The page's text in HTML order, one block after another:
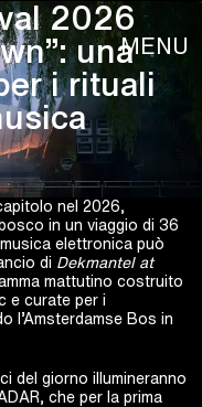
MENU
2026
una
i rituali
nel 2026,
in un viaggio di 36
elettronica può
di Dekmantel at
mattutino costruito
e curate per i
l’Amsterdamse Bos in
del giorno illumineranno
che per la prima